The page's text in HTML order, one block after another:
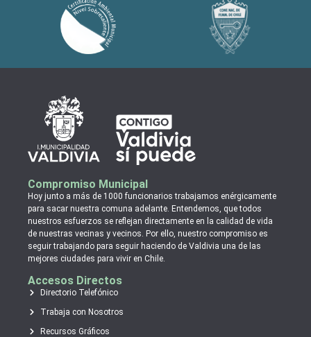
Compromiso Municipal
Hoy junto a más de 1000 funcionarios trabajamos enérgicamente
para sacar nuestra comuna adelante. Entendemos, que todos
nuestros esfuerzos se reflejan directamente en la calidad de vida
de nuestras vecinas y vecinos. Por ello, nuestro compromiso es
seguir trabajando para seguir haciendo de Valdivia una de las
mejores ciudades para vivir en Chile.
Accesos Directos
Directorio Telefónico
Trabaja con Nosotros
Recursos Gráficos